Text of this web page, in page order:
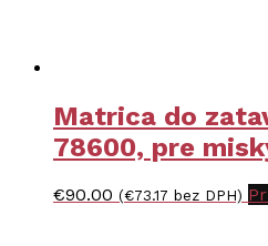
Matrica do
78600, pre
€90.00 (€73.17 bez DPH)